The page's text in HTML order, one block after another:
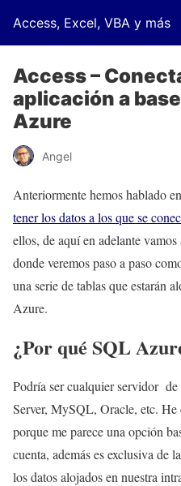
Access, Excel, VBA y más
Access –
aplicación a
Azure
Angel
Anteriormente hemos hablado
tener los datos a los que se
ellos, de aquí en adelante
donde veremos paso a paso
una serie de tablas que estarán
Azure.
¿Por qué SQL
Podría ser cualquier servidor
Server, MySQL, Oracle, etc.
porque me parece una opción
cuenta, además es exclusiva de
los datos alojados en nuestra